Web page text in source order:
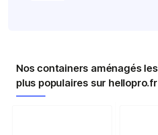
Nos containers aménagés les
plus populaires sur hellopro.fr